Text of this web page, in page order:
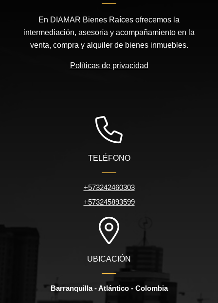
En DIAMAR Bienes Raíces ofrecemos la
intermediación, asesoría y acompañamiento en la
venta, compra y alquiler de bienes inmuebles.
Políticas de privacidad
TELÉFONO
+573242460303
+573245893599
UBICACIÓN
Barranquilla - Atlántico - Colombia